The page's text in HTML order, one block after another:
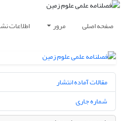
صفحه اصلی مرور اطلاعات
مقالات آماده انتشار
شماره جاری